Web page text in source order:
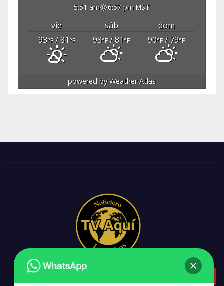
5:51 am 6:57 pm MST
vie sáb
dom
93°F/ 81°F 93°F/ 81°F 90°F/ 79°F
powered byWeather Atlas